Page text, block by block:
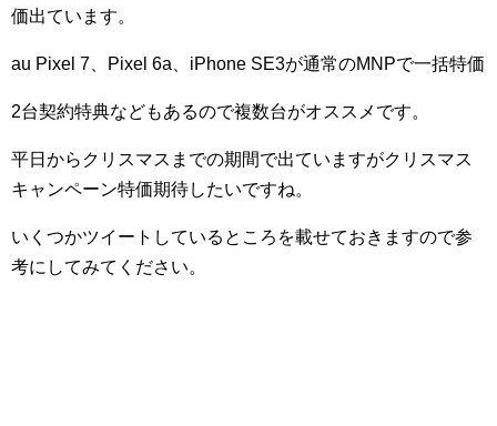
価出ています。
au Pixel 7、Pixel 6a、iPhone SE3が通常のMNPで一括特価
2台契約特典などもあるので複数台がオススメです。
平日からクリスマスまでの期間で出ていますがクリスマス
キャンペーン特価期待したいですね。
いくつかツイートしているところを載せておきますので参
考にしてみてください。